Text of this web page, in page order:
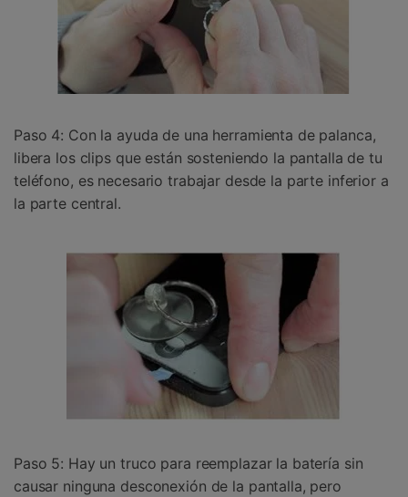
Paso 4: Con la ayuda de una herramienta de palanca,
libera los clips que están sosteniendo la pantalla de tu
teléfono, es necesario trabajar desde la parte inferior a
la parte central.
Paso 5: Hay un truco para reemplazar la batería sin
causar ninguna desconexión de la pantalla, pero